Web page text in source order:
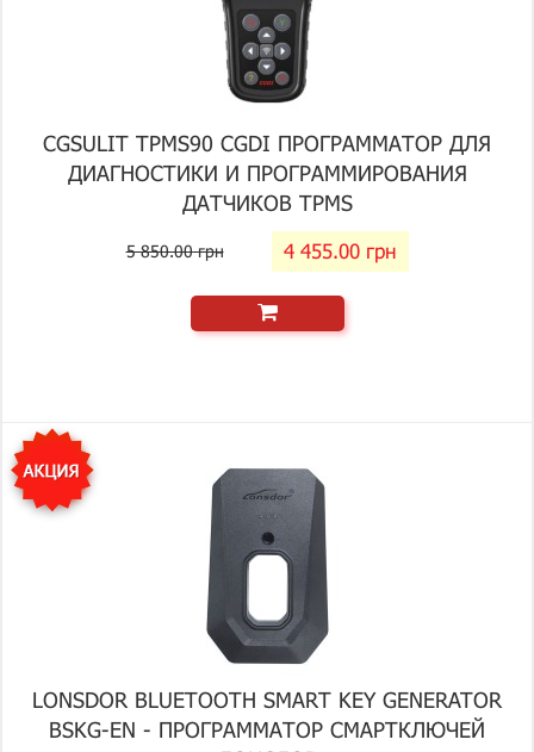
CGSULIT TPMS90 CGDI ПРОГРАММАТОР ДЛЯ
ДИАГНОСТИКИ И ПРОГРАММИРОВАНИЯ
ДАТЧИКОВ TPMS
5 850.00 грн 4 455.00 грн
LONSDOR BLUETOOTH SMART KEY GENERATOR
BSKG-EN - ПРОГРАММАТОР СМАРТКЛЮЧЕЙ